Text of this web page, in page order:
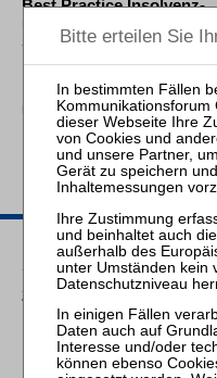
Best Practice Insolvenz-
Sanierungsverwaltung
Holzapfel / Pöllath /
Unternehmenskauf in
Recht und Praxis
Passende
25.08.2026
Praktiker-Webinar Vom
Berufsrecht der